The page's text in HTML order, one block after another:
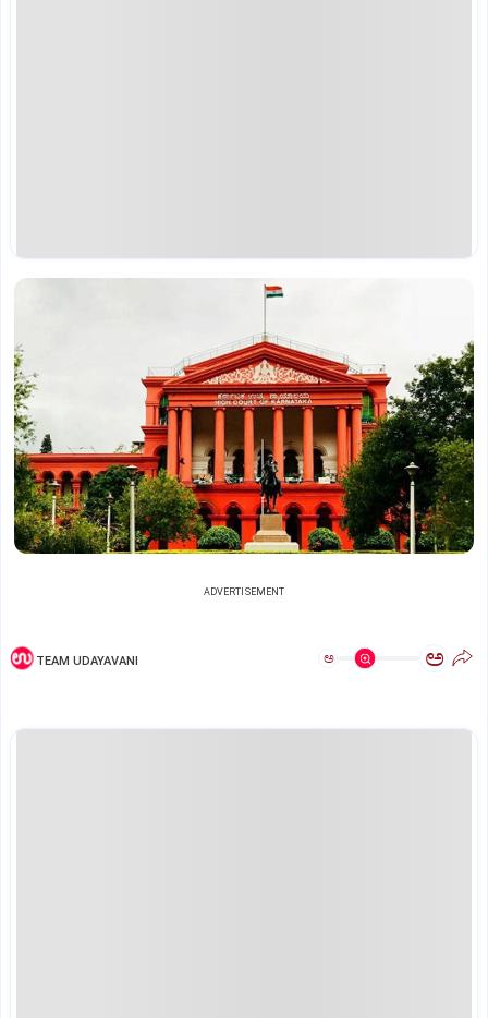
ADVERTISEMENT
TEAM UDAYAVANI ಅ ಅ